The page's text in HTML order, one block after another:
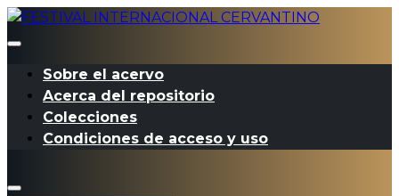
Sobre el acervo
Acerca del repositorio
Colecciones
Condiciones de acceso y uso